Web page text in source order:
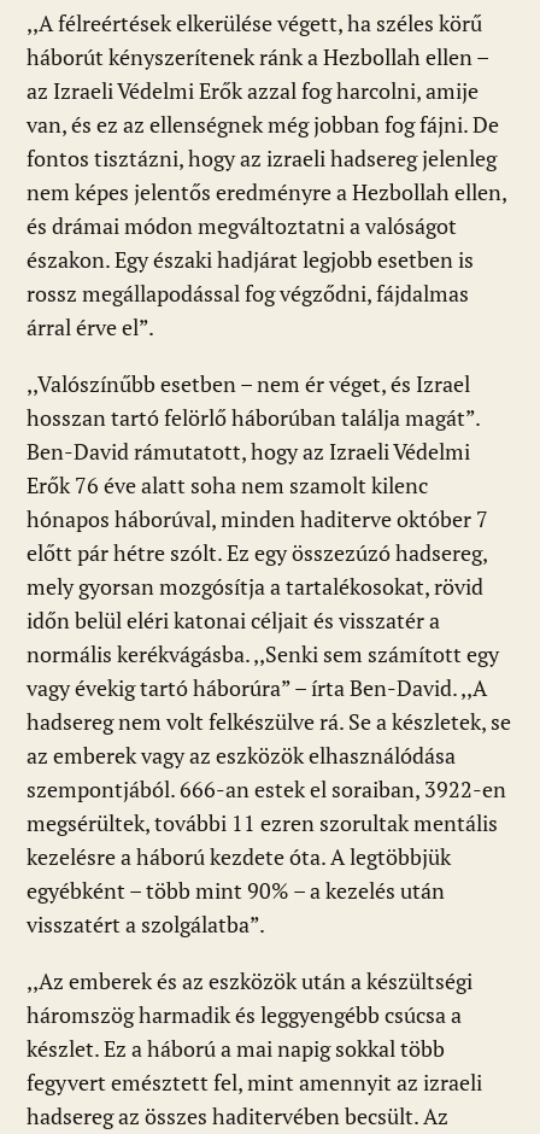
,,A félreértések elkerülése végett, ha széles körű
háborút kényszerítenek ránk a Hezbollah ellen –
az Izraeli Védelmi Erők azzal fog harcolni, amije
van, és ez az ellenségnek még jobban fog fájni. De
fontos tisztázni, hogy az izraeli hadsereg jelenleg
nem képes jelentős eredményre a Hezbollah ellen,
és drámai módon megváltoztatni a valóságot
északon. Egy északi hadjárat legjobb esetben is
rossz megállapodással fog végződni, fájdalmas
árral érve el”.
,,Valószínűbb esetben – nem ér véget, és Izrael
hosszan tartó felörlő háborúban találja magát”.
Ben-David rámutatott, hogy az Izraeli Védelmi
Erők 76 éve alatt soha nem szamolt kilenc
hónapos háborúval, minden haditerve október 7
előtt pár hétre szólt. Ez egy összezúzó hadsereg,
mely gyorsan mozgósítja a tartalékosokat, rövid
időn belül eléri katonai céljait és visszatér a
normális kerékvágásba. ,,Senki sem számított egy
vagy évekig tartó háborúra” – írta Ben-David. ,,A
hadsereg nem volt felkészülve rá. Se a készletek, se
az emberek vagy az eszközök elhasználódása
szempontjából. 666-an estek el soraiban, 3922-en
megsérültek, további 11 ezren szorultak mentális
kezelésre a háború kezdete óta. A legtöbbjük
egyébként – több mint 90% – a kezelés után
visszatért a szolgálatba”.
,,Az emberek és az eszközök után a készültségi
háromszög harmadik és leggyengébb csúcsa a
készlet. Ez a háború a mai napig sokkal több
fegyvert emésztett fel, mint amennyit az izraeli
hadsereg az összes haditervében becsült. Az